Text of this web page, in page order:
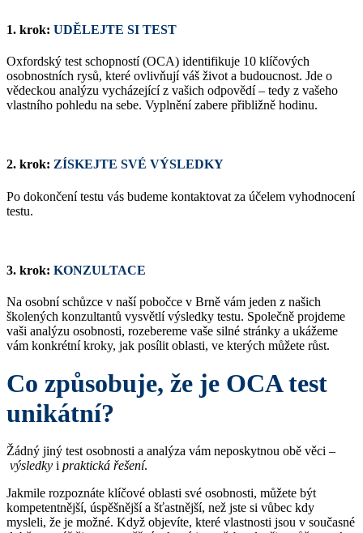
1. krok: UDĚLEJTE SI TEST
Oxfordský test schopností (OCA) identifikuje 10 klíčových
osobnostních rysů, které ovlivňují váš život a budoucnost. Jde o
vědeckou analýzu vycházející z vašich odpovědí – tedy z vašeho
vlastního pohledu na sebe. Vyplnění zabere přibližně hodinu.
2. krok: ZÍSKEJTE SVÉ VÝSLEDKY
Po dokončení testu vás budeme kontaktovat za účelem vyhodnocení
testu.
3. krok: KONZULTACE
Na osobní schůzce v naší pobočce v Brně vám jeden z našich
školených konzultantů vysvětlí výsledky testu. Společně projdeme
vaši analýzu osobnosti, rozebereme vaše silné stránky a ukážeme
vám konkrétní kroky, jak posílit oblasti, ve kterých můžete růst.
Co způsobuje, že je OCA test
unikátní?
Žádný jiný test osobnosti a analýza vám neposkytnou obě věci –
výsledky i praktická řešení.
Jakmile rozpoznáte klíčové oblasti své osobnosti, můžete být
kompetentnější, úspěšnější a šťastnější, než jste si vůbec kdy
mysleli, že je možné. Když objevíte, které vlastnosti jsou v současné